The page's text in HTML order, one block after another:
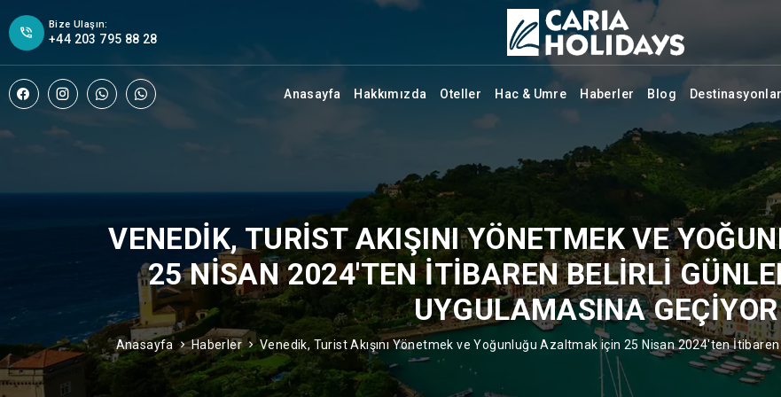
Bize Ulaşın:
+44 203 795 88 28
Anasayfa Hakkımızda Oteller Hac & Umre Haberler Blog Destinasyonlar
VENEDIK, TURIST AKIŞINI YÖNETMEK VE
25 NISAN 2024'TEN İTIBAREN BELIRLI
UYGULAMASINA GEÇIYOR
Anasayfa Haberler Venedik, Turist Akışını Yönetmek ve Yoğunluğu Azaltmak için 25 Nisan 2024'ten